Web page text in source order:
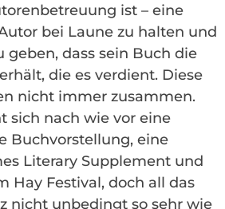
ist – eine
bei Laune zu halten und
geben, dass sein Buch die
die es verdient. Diese
nicht immer zusammen.
sich nach wie vor eine
Buchvorstellung, eine
Literary Supplement und
Hay Festival, doch all das
nicht unbedingt so sehr wie